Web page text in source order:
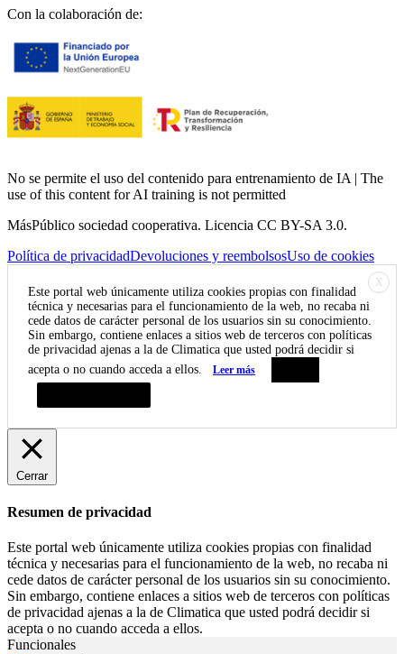
Con la colaboración de:
No se permite el uso del contenido para entrenamiento de IA | The
use of this content for AI training is not permitted
MásPúblico sociedad cooperativa. Licencia CC BY-SA 3.0.
Política de privacidadDevoluciones y reembolsosUso de cookies
X
Este portal web únicamente utiliza cookies propias con finalidad
técnica y necesarias para el funcionamiento de la web, no recaba ni
cede datos de carácter personal de los usuarios sin su conocimiento.
Sin embargo, contiene enlaces a sitios web de terceros con políticas
de privacidad ajenas a la de Climatica que usted podrá decidir si
acepta o no cuando acceda a ellos.
Leer más
Cerrar
Resumen de privacidad
Este portal web únicamente utiliza cookies propias con finalidad
técnica y necesarias para el funcionamiento de la web, no recaba ni
cede datos de carácter personal de los usuarios sin su conocimiento.
Sin embargo, contiene enlaces a sitios web de terceros con políticas
de privacidad ajenas a la de Climatica que usted podrá decidir si
acepta o no cuando acceda a ellos.
Funcionales